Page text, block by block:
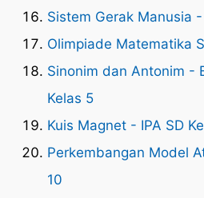
Sistem Gerak Manusia -
Olimpiade Matematika
Sinonim dan Antonim -
Kelas 5
Kuis Magnet - IPA SD
Perkembangan Model
10